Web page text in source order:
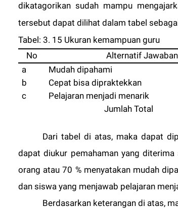
dikatagorikan sudah mampu
tersebut dapat dilihat dalam tabel
Tabel: 3. 15 Ukuran kemampuan guru
No
Alternatif Jawaban
a
b
c
Mudah dipahami
Cepat bisa dipraktekkan
Pelajaran menjadi menarik
Jumlah Total
Dari tabel di atas, maka dapat
dapat diukur pemahaman yang
orang atau 70 % menyatakan mudah
dan siswa yang menjawab pelajaran
Berdasarkan keterangan di atas,